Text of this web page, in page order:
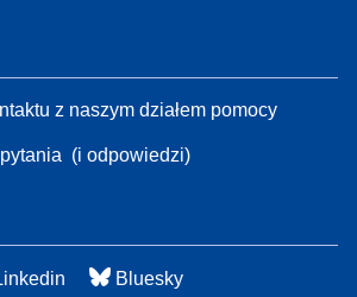
z naszym działem pomocy
(i odpowiedzi)
Bluesky